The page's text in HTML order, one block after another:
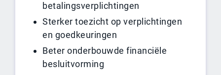
betalingsverplichtingen
Sterker toezicht op verplichtingen
en goedkeuringen
Beter onderbouwde financiële
besluitvorming